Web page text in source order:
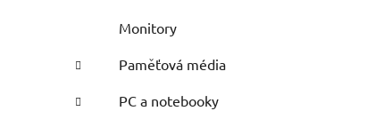
Monitory
Paměťová média
PC a notebooky